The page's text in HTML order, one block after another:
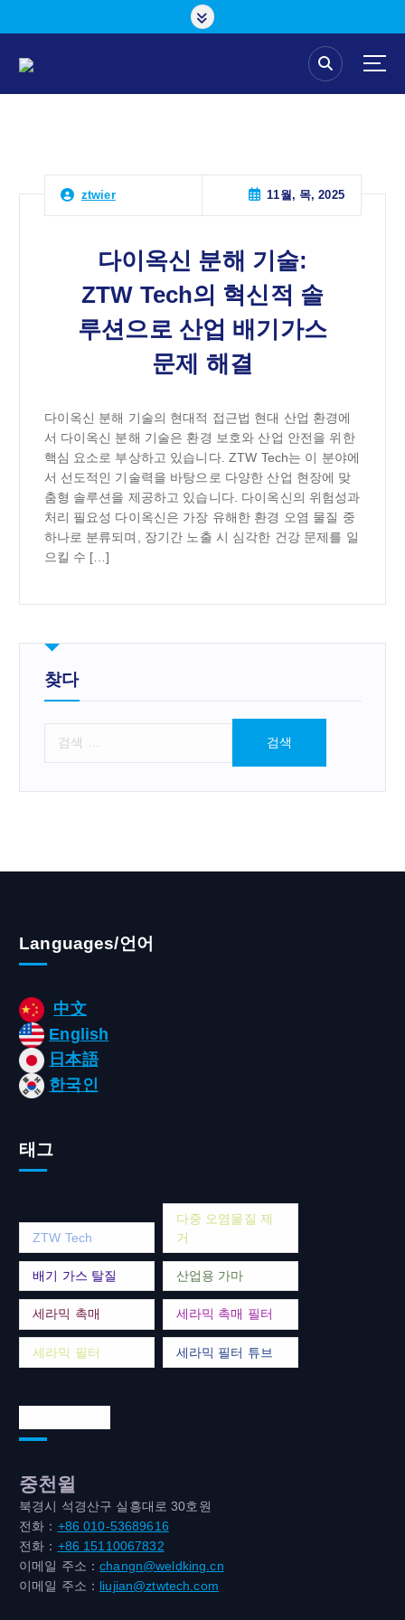
ztwier 11월, 목, 2025
다이옥신 분해 기술:
ZTW Tech의 혁신적 솔
루션으로 산업 배기가스
문제 해결
다이옥신 분해 기술의 현대적 접근법 현대 산업 환경에
서 다이옥신 분해 기술은 환경 보호와 산업 안전을 위한
핵심 요소로 부상하고 있습니다. ZTW Tech는 이 분야에
서 선도적인 기술력을 바탕으로 다양한 산업 현장에 맞
춤형 솔루션을 제공하고 있습니다. 다이옥신의 위험성과
처리 필요성 다이옥신은 가장 유해한 환경 오염 물질 중
하나로 분류되며, 장기간 노출 시 심각한 건강 문제를 일
으킬 수 […]
찾다
Languages/언어
中文
English
日本語
한국인
태그
ZTW Tech
다중 오염물질 제
거
배기 가스 탈질 산업용 가마
세라믹 촉매 세라믹 촉매 필터
세라믹 필터 세라믹 필터 튜브
중천윌
북경시 석경산구 실흥대로 30호원
전화： +86 010-53689616
전화： +86 15110067832
이메일 주소：changn@weldking.cn
이메일 주소： liujian@ztwtech.com